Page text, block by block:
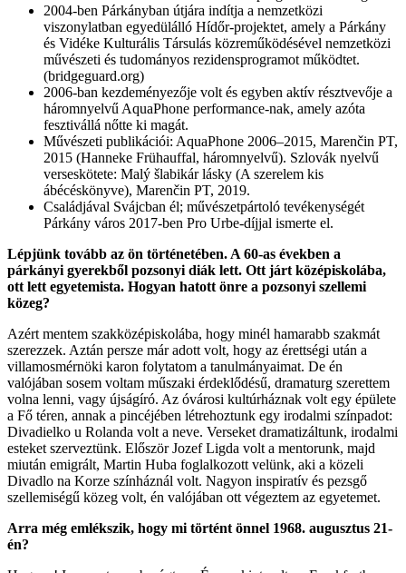
2004-ben Párkányban útjára indítja a nemzetközi
viszonylatban egyedülálló Hídőr-projektet, amely a Párkány
és Vidéke Kulturális Társulás közreműködésével nemzetközi
művészeti és tudományos rezidensprogramot működtet.
(bridgeguard.org)
2006-ban kezdeményezője volt és egyben aktív résztvevője a
háromnyelvű AquaPhone performance-nak, amely azóta
fesztivállá nőtte ki magát.
Művészeti publikációi: AquaPhone 2006–2015, Marenčin PT,
2015 (Hanneke Frühauffal, háromnyelvű). Szlovák nyelvű
verseskötete: Malý šlabikár lásky (A szerelem kis
ábécéskönyve), Marenčin PT, 2019.
Családjával Svájcban él; művészetpártoló tevékenységét
Párkány város 2017-ben Pro Urbe-díjjal ismerte el.
Lépjünk tovább az ön történetében. A 60-as években a
párkányi gyerekből pozsonyi diák lett. Ott járt középiskolába,
ott lett egyetemista. Hogyan hatott önre a pozsonyi szellemi
közeg?
Azért mentem szakközépiskolába, hogy minél hamarabb szakmát
szerezzek. Aztán persze már adott volt, hogy az érettségi után a
villamosmérnöki karon folytatom a tanulmányaimat. De én
valójában sosem voltam műszaki érdeklődésű, dramaturg szerettem
volna lenni, vagy újságíró. Az óvárosi kultúrháznak volt egy épülete
a Fő téren, annak a pincéjében létrehoztunk egy irodalmi színpadot:
Divadielko u Rolanda volt a neve. Verseket dramatizáltunk, irodalmi
esteket szerveztünk. Először Jozef Ligda volt a mentorunk, majd
miután emigrált, Martin Huba foglalkozott velünk, aki a közeli
Divadlo na Korze színháznál volt. Nagyon inspiratív és pezsgő
szellemiségű közeg volt, én valójában ott végeztem az egyetemet.
Arra még emlékszik, hogy mi történt önnel 1968. augusztus 21-
én?